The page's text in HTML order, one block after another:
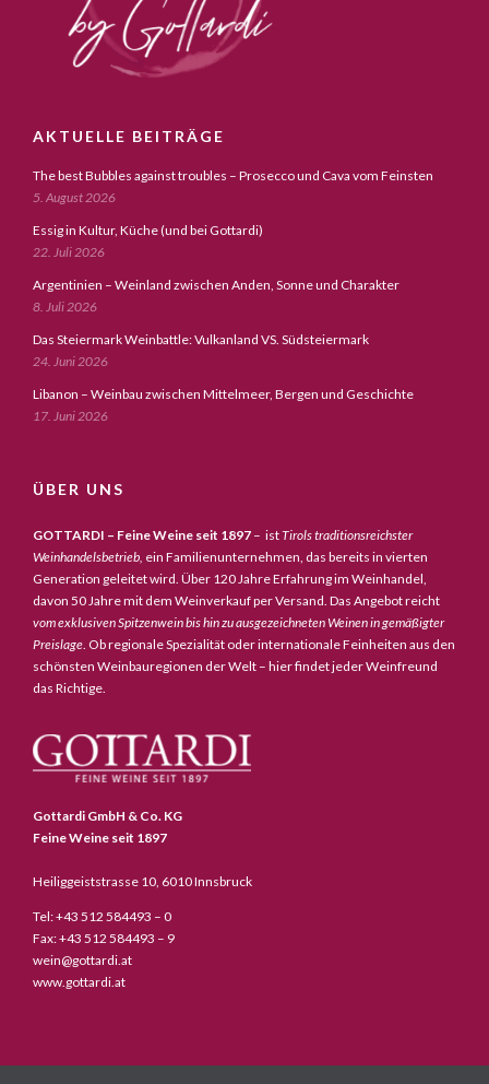
AKTUELLE BEITRÄGE
The best Bubbles against troubles – Prosecco und Cava vom Feinsten
5. August 2026
Essig in Kultur, Küche (und bei Gottardi)
22. Juli 2026
Argentinien – Weinland zwischen Anden, Sonne und Charakter
8. Juli 2026
Das Steiermark Weinbattle: Vulkanland VS. Südsteiermark
24. Juni 2026
Libanon – Weinbau zwischen Mittelmeer, Bergen und Geschichte
17. Juni 2026
ÜBER UNS
GOTTARDI – Feine Weine seit 1897 – istTirols traditionsreichster
Weinhandelsbetrieb, ein Familienunternehmen, das bereits in vierten
Generation geleitet wird. Über 120 Jahre Erfahrung im Weinhandel,
davon 50 Jahre mit dem Weinverkauf per Versand. Das Angebot reicht
vom exklusiven Spitzenwein bis hin zu ausgezeichneten Weinen in gemäßigter
Preislage. Ob regionale Spezialität oder internationale Feinheiten aus den
schönsten Weinbauregionen der Welt – hier findet jeder Weinfreund
das Richtige.
Gottardi GmbH & Co. KG
Feine Weine seit 1897
Heiliggeiststrasse 10, 6010 Innsbruck
Tel: +43 512 584493 – 0
Fax: +43 512 584493 – 9
wein@gottardi.at
www.gottardi.at